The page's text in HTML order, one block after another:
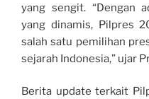
yang sengit. “Dengan
yang dinamis, Pilpres
salah satu pemilihan
sejarah Indonesia,” ujar
Berita update terkait